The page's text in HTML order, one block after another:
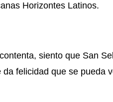
Horizontes Latinos.
siento que San
da felicidad que se pueda